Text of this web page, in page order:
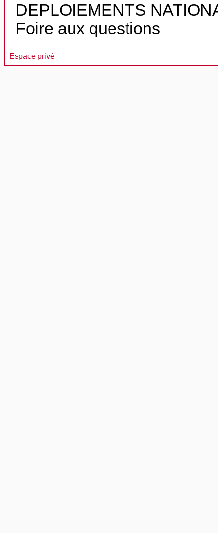
DEPLOIEMENTS
Foire aux questions
Espace privé